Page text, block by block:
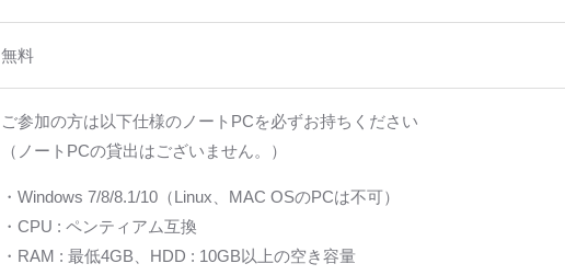
無料
ご参加の方は以下仕様のノートPCを必ずお持ちください
（ノートPCの貸出はございません。）
・Windows 7/8/8.1/10（Linux、MAC OSのPCは不可）
・CPU : ペンティアム互換
・RAM : 最低4GB、HDD : 10GB以上の空き容量